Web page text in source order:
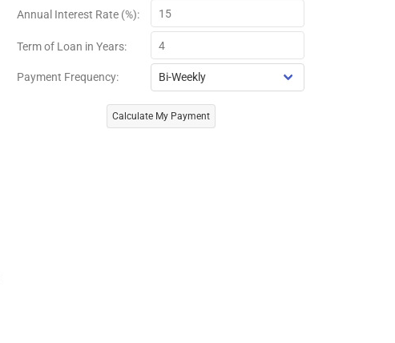
Annual Interest Rate (%):
Term of Loan in Years:
Payment Frequency:
Calculate My Payment